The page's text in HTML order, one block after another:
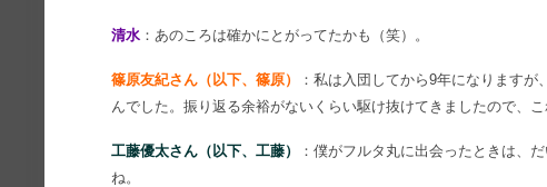
清水 ：あのころは確かにとがってたかも（笑）。
篠原友紀さん（以下、篠原）
：私は入団してから9年になります
んでした。振り返る余裕がないくらい駆け抜けてきましたので、
工藤優太さん（以下、工藤）
：僕がフルタ丸に出会ったときは、
ね。